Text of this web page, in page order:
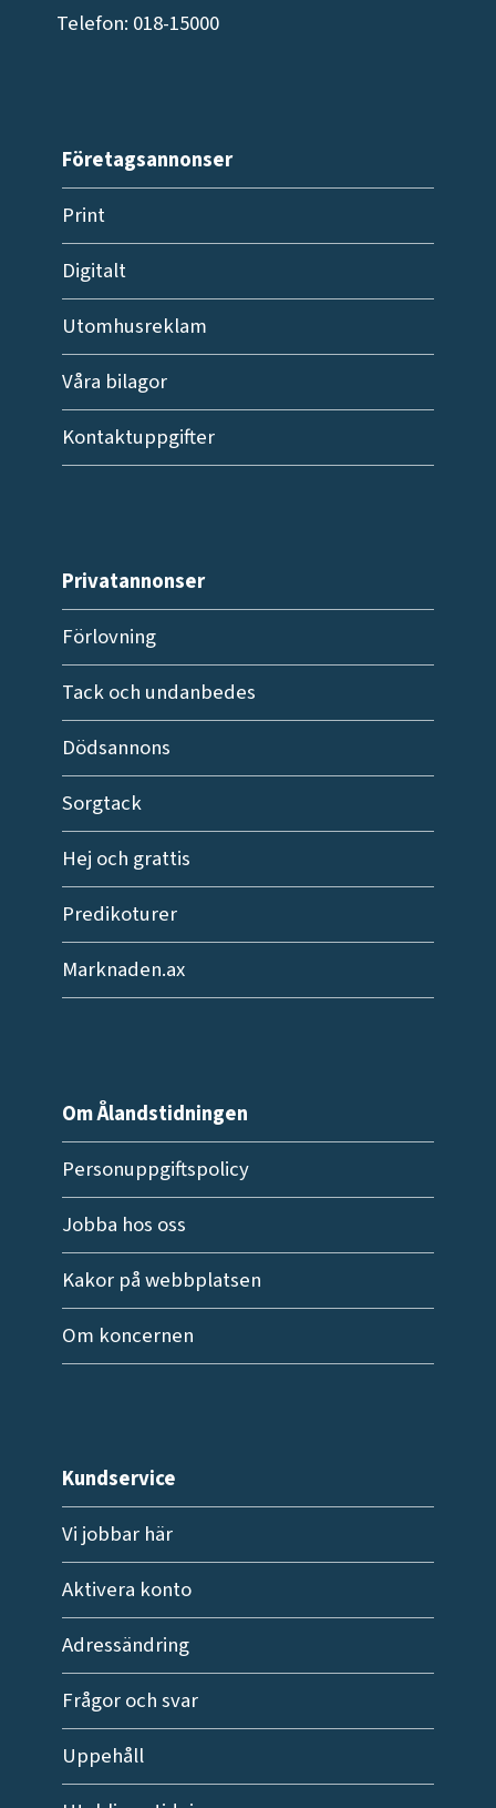
Telefon: 018-15000
Företagsannonser
Print
Digitalt
Utomhusreklam
Våra bilagor
Kontaktuppgifter
Privatannonser
Förlovning
Tack och undanbedes
Dödsannons
Sorgtack
Hej och grattis
Predikoturer
Marknaden.ax
Om Ålandstidningen
Personuppgiftspolicy
Jobba hos oss
Kakor på webbplatsen
Om koncernen
Kundservice
Vi jobbar här
Aktivera konto
Adressändring
Frågor och svar
Uppehåll